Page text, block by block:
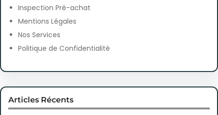
Inspection Pré-achat
Mentions Légales
Nos Services
Politique de Confidentialité
Articles Récents